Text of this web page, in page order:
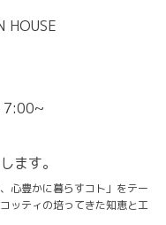
HOUSE
ます。
心豊かに暮らすコト」をテー
ッティの培ってきた知恵と工